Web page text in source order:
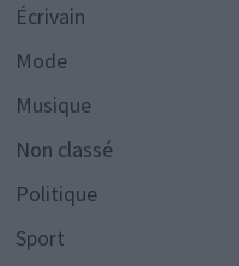
Écrivain
Mode
Musique
Non classé
Politique
Sport